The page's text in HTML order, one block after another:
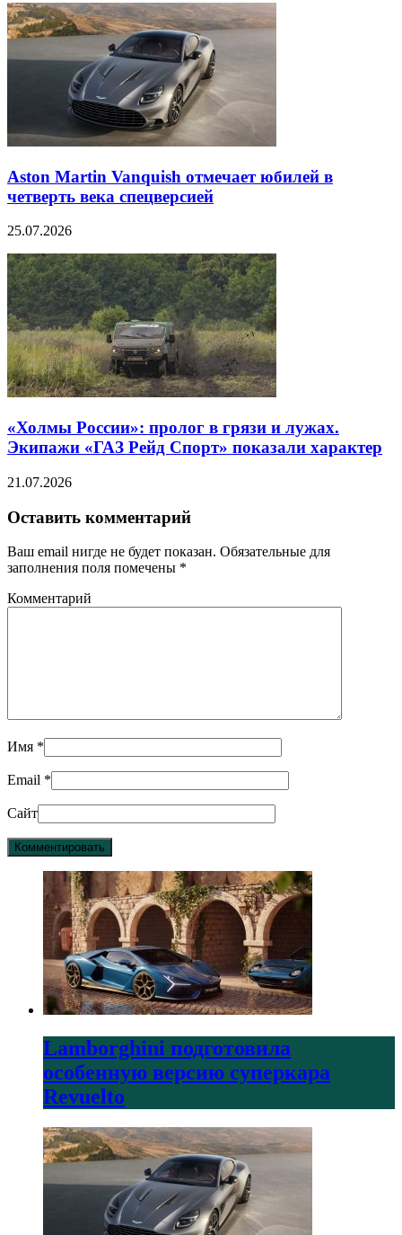
Aston Martin Vanquish отмечает юбилей в
четверть века спецверсией
25.07.2026
«Холмы России»: пролог в грязи и лужах.
Экипажи «ГАЗ Рейд Спорт» показали характер
21.07.2026
Оставить комментарий
Ваш email нигде не будет показан. Обязательные для
заполнения поля помечены *
Комментарий
Имя *
Email *
Сайт
Lamborghini подготовила
особенную версию суперкара
Revuelto